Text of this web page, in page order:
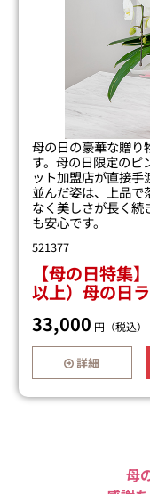
母の日の豪華な贈り
す。母の日限定のピ
ット加盟店が直接手
並んだ姿は、上品で
なく美しさが長く続
も安心です。
521377
【母の日特集
以上）母の日
33,000 円（税込）
詳細
母